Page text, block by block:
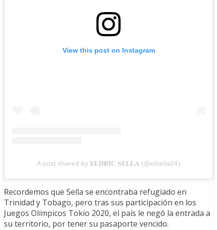
View this post on Instagram
A post shared by 𝐄𝐋𝐃𝐑𝐈𝐂 𝐒𝐄𝐋𝐋𝐀 (@elsella24)
Recordemos que Sella se encontraba refugiado en
Trinidad y Tobago, pero tras sus participación en los
Juegos Olímpicos Tokio 2020, el país le negó la entrada a
su territorio, por tener su pasaporte vencido.